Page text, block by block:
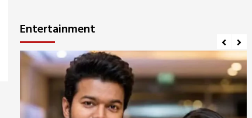
Entertainment